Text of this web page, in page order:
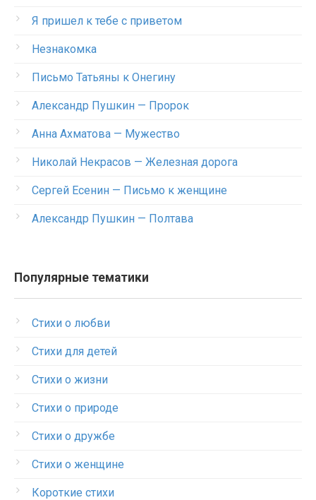
Я пришел к тебе с приветом
Незнакомка
Письмо Татьяны к Онегину
Александр Пушкин — Пророк
Анна Ахматова — Мужество
Николай Некрасов — Железная дорога
Сергей Есенин — Письмо к женщине
Александр Пушкин — Полтава
Популярные тематики
Стихи о любви
Стихи для детей
Стихи о жизни
Стихи о природе
Стихи о дружбе
Стихи о женщине
Короткие стихи